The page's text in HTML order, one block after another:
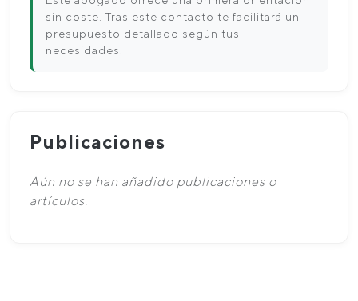
sin coste. Tras este contacto te facilitará un
presupuesto detallado según tus
necesidades.
Publicaciones
Aún no se han añadido publicaciones o
artículos.